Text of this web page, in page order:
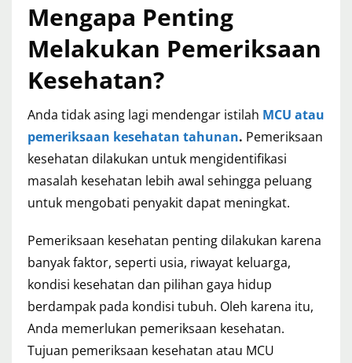
Mengapa Penting
Melakukan Pemeriksaan
Kesehatan?
Anda tidak asing lagi mendengar istilah MCU atau
pemeriksaan kesehatan tahunan. Pemeriksaan
kesehatan dilakukan untuk mengidentifikasi
masalah kesehatan lebih awal sehingga peluang
untuk mengobati penyakit dapat meningkat.
Pemeriksaan kesehatan penting dilakukan karena
banyak faktor, seperti usia, riwayat keluarga,
kondisi kesehatan dan pilihan gaya hidup
berdampak pada kondisi tubuh. Oleh karena itu,
Anda memerlukan pemeriksaan kesehatan.
Tujuan pemeriksaan kesehatan atau MCU